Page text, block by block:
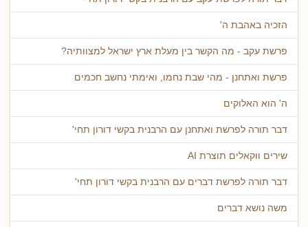
הזכיה באהבת ה'
פרשת עקב - מה הקשר בין מעלת ארץ ישראל למצוותיה?
פרשת ואתחנן - מהי שבת נחמו, ואימתי נחשב חכמים
ה' הוא האלוקים
דבר תורה לפרשת ואתחנן עם הרבנית בקשי דורון תחי'
שירים ווקאלים תוצרת AI
דבר תורה לפרשת דברים עם הרבנית בקשי דורון תחי'
משה נושא דברים